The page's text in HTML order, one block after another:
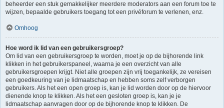
beheerder een stuk gemakkelijker meerdere moderators aan een forum toe te
wijzen, bepaalde gebruikers toegang tot een privéforum te verlenen, enz.
Omhoog
Hoe word ik lid van een gebruikersgroep?
Om lid van een gebruikersgroep te worden, moet je op de bijhorende link
klikken in het gebruikerspaneel, waarna je een overzicht van alle
gebruikersgroepen krijgt. Niet alle groepen zijn vrij toegankelijk, ze vereisen
een goedkeuring van je lidmaatschap en hebben soms zelf verborgen
gebruikers. Als het een open groep is, kan je lid worden door op de hiervoor
dienende knop te klikken. Als het een gesloten groep is, kan je je
lidmaatschap aanvragen door op de bijhorende knop te klikken. De